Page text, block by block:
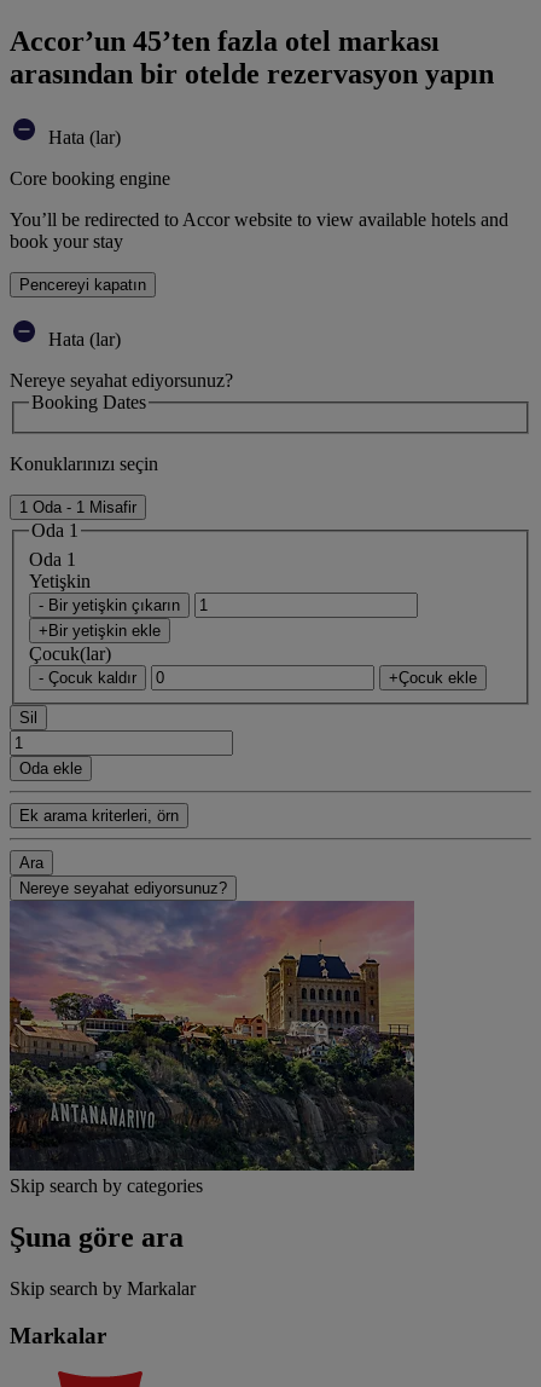
Accor’un 45’ten fazla otel markası
arasından bir otelde rezervasyon yapın
Hata (lar)
Core booking engine
You’ll be redirected to Accor website to view available hotels and
book your stay
Pencereyi kapatın
Hata (lar)
Nereye seyahat ediyorsunuz?
Booking Dates
Konuklarınızı seçin
1 Oda - 1 Misafir
Oda 1
Oda 1
Yetişkin
- Bir yetişkin çıkarın
+Bir yetişkin ekle
Çocuk(lar)
- Çocuk kaldır +Çocuk ekle
Sil
Oda ekle
Ek arama kriterleri, örn
Ara
Nereye seyahat ediyorsunuz?
Skip search by categories
Şuna göre ara
Skip search by Markalar
Markalar